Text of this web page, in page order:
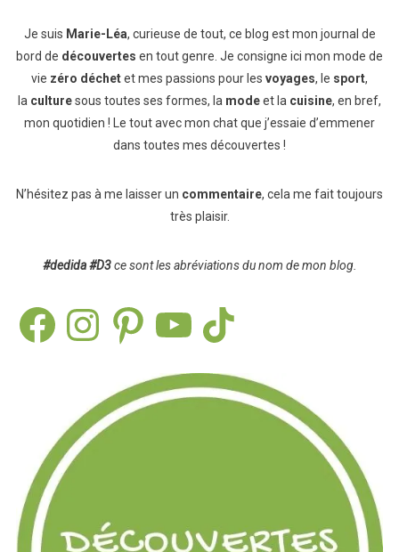
Je suis Marie-Léa, curieuse de tout, ce blog est mon journal de
bord de découvertes en tout genre. Je consigne ici mon mode de
vie zéro déchetet mes passions pour les voyages, le sport,
la culturesous toutes ses formes, la modeet la cuisine, en bref,
mon quotidien ! Le tout avec mon chat que j’essaie d’emmener
dans toutes mes découvertes !
N’hésitez pas à me laisser un commentaire, cela me fait toujours
très plaisir.
#dedida #D3ce sont les abréviations du nom de mon blog.
FacebookInstagramPinterest TikTok